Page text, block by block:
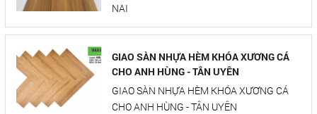
NAI
GIAO SÀN NHỰA HÈM KHÓA XƯƠNG CÁ
CHO ANH HÙNG - TÂN UYÊN
GIAO SÀN NHỰA HÈM KHÓA XƯƠNG CÁ
CHO ANH HÙNG - TÂN UYÊN